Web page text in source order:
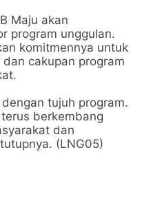
Maju akan
program unggulan.
komitmennya untuk
cakupan program
tujuh program.
berkembang
dan
(LNG05)